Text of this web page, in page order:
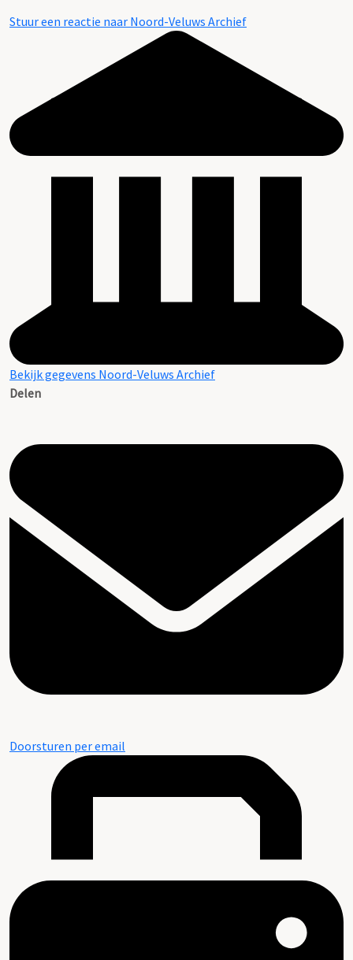
Stuur een reactie naar Noord-Veluws Archief
Bekijk gegevens Noord-Veluws Archief
Delen
Doorsturen per email